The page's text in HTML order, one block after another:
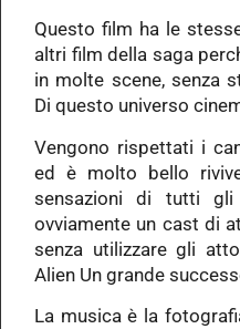
Questo film ha le
altri film della saga
in molte scene, senza
Di questo universo
Vengono rispettati i
ed è molto bello
sensazioni di tutti gli
ovviamente un cast di
senza utilizzare gli
Alien Un grande
La musica è la